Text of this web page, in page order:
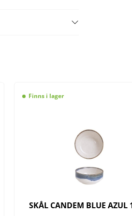
Finns i lager
SKÅL CANDEM BLUE AZUL